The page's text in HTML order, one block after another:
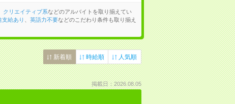
クリエイティブ系などのアルバイトを取り揃えてい
支給あり 英語力不要などのこだわり条件も取り揃え
新着順 時給順 人気順
掲載日：2026.08.05